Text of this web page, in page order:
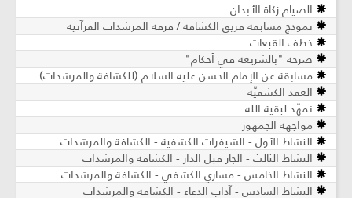
الصيام زكاة الأبدان
نموذج مسابقة فريق الكشافة / فرقة المرشدات القرآنية
خطف القبعات
صرخة "بالشريعة في أحكام"
مسابقة عن الإمام الحسن عليه السلام (للكشافة والمرشدات)
العقد الكشفيّة
نمهّد لبقية الله
مواجهة الجمهور
النشاط الأول - الشيفرات الكشفية - الكشافة والمرشدات
النشاط الثالث - الجار قبل الدار - الكشافة والمرشدات
النشاط الخامس - مساري الكشفي - الكشافة والمرشدات
النشاط السادس - آداب الدعاء - الكشافة والمرشدات